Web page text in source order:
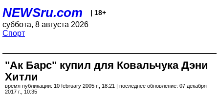
NEWSru.com | 18+
суббота, 8 августа 2026
Спорт
"Ак Барс" купил для Ковальчука Дэни
Хитли
время публикации: 10 february 2005 г., 18:21 | последнее обновление: 07 декабря
2017 г., 10:35